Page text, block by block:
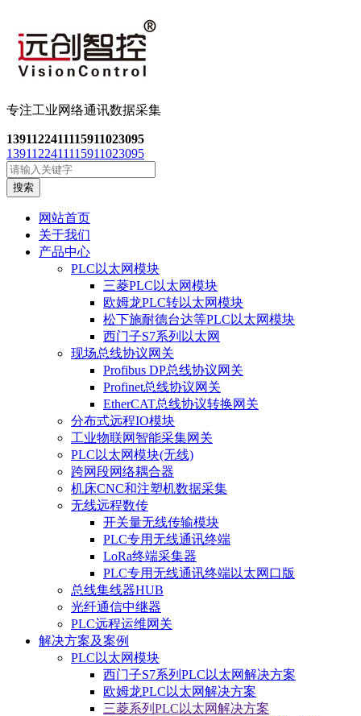
专注工业网络通讯数据采集
1391122411115911023095
1391122411115911023095
搜索
网站首页
关于我们
产品中心
PLC以太网模块
三菱PLC以太网模块
欧姆龙PLC转以太网模块
松下施耐德台达等PLC以太网模块
西门子S7系列以太网
现场总线协议网关
Profibus DP总线协议网关
Profinet总线协议网关
EtherCAT总线协议转换网关
分布式远程IO模块
工业物联网智能采集网关
PLC以太网模块(无线)
跨网段网络耦合器
机床CNC和注塑机数据采集
无线远程数传
开关量无线传输模块
PLC专用无线通讯终端
LoRa终端采集器
PLC专用无线通讯终端以太网口版
总线集线器HUB
光纤通信中继器
PLC远程运维网关
解决方案及案例
PLC以太网模块
西门子S7系列PLC以太网解决方案
欧姆龙PLC以太网解决方案
三菱系列PLC以太网解决方案